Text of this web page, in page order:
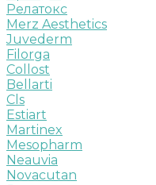
Релатокс
Merz Aesthetics
Juvederm
Filorga
Collost
Bellarti
Cls
Estiart
Martinex
Mesopharm
Neauvia
Novacutan